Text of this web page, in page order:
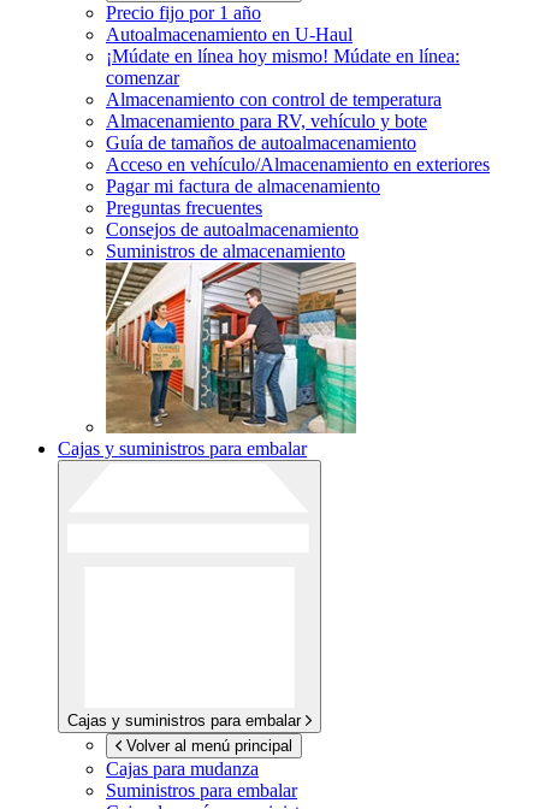
Precio fijo por 1 año
Autoalmacenamiento en U-Haul
¡Múdate en línea hoy mismo! Múdate en línea:
comenzar
Almacenamiento con control de temperatura
Almacenamiento para RV, vehículo y bote
Guía de tamaños de autoalmacenamiento
Acceso en vehículo/Almacenamiento en exteriores
Pagar mi factura de almacenamiento
Preguntas frecuentes
Consejos de autoalmacenamiento
Suministros de almacenamiento
Cajas y suministros para embalar
Cajas y suministros para embalar
Volver al menú principal
Cajas para mudanza
Suministros para embalar